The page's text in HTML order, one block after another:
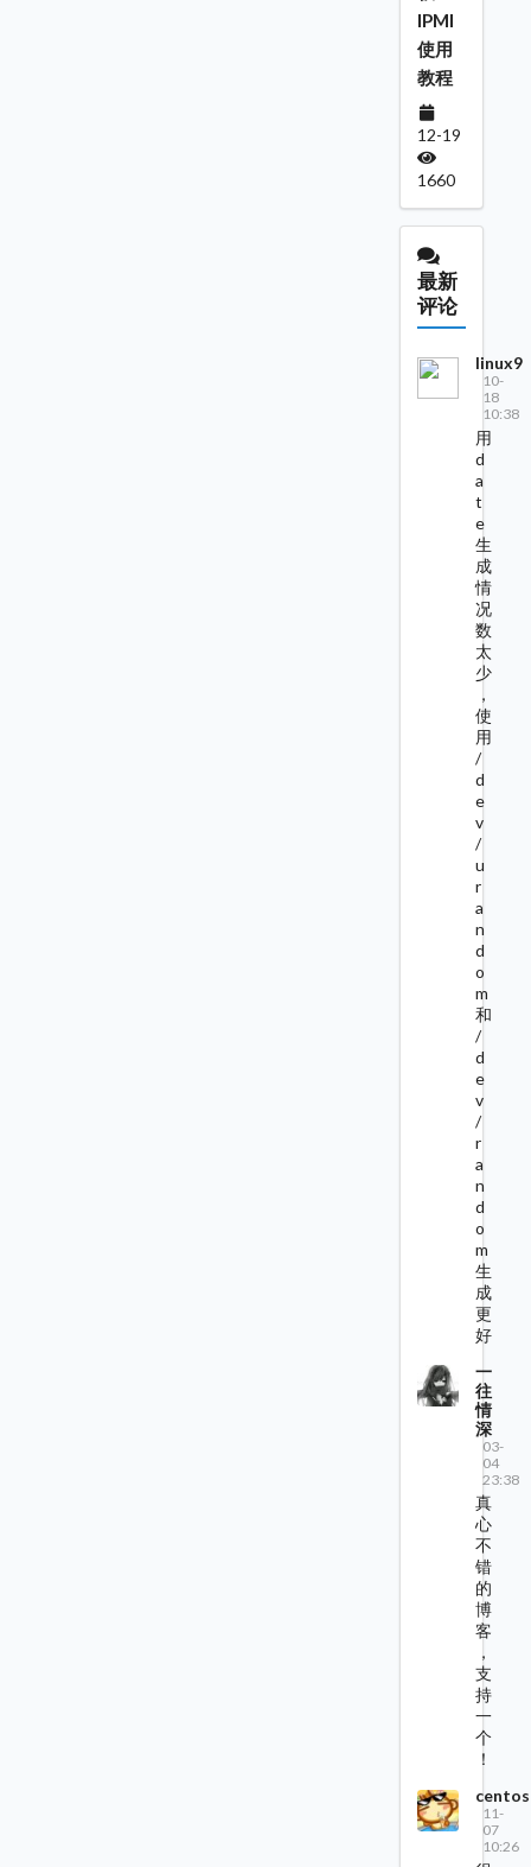
IPMI
使用
教程
12-19
1660
最新
评论
linux9
10-
18
10:38
用
d
a
t
e
生
成
情
况
数
太
少
，
使
用
/
d
e
v
/
u
r
a
n
d
o
m
和
/
d
e
v
/
r
a
n
d
o
m
生
成
更
好
一
往
情
深
03-
04
23:38
真
心
不
错
的
博
客
，
支
持
一
个
！
centos
11-
07
10:26